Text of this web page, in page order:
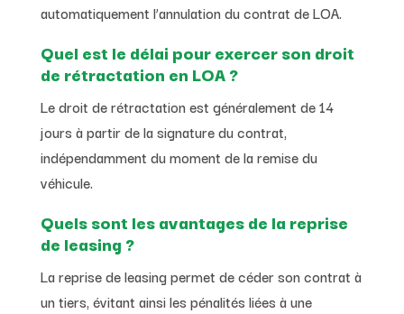
automatiquement l’annulation du contrat de LOA.
Quel est le délai pour exercer son droit
de rétractation en LOA ?
Le droit de rétractation est généralement de 14
jours à partir de la signature du contrat,
indépendamment du moment de la remise du
véhicule.
Quels sont les avantages de la reprise
de leasing ?
La reprise de leasing permet de céder son contrat à
un tiers, évitant ainsi les pénalités liées à une